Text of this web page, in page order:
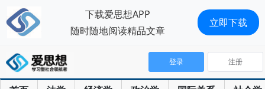
登录 注册
下载爱思想APP
随时随地阅读精品文章
立即下载